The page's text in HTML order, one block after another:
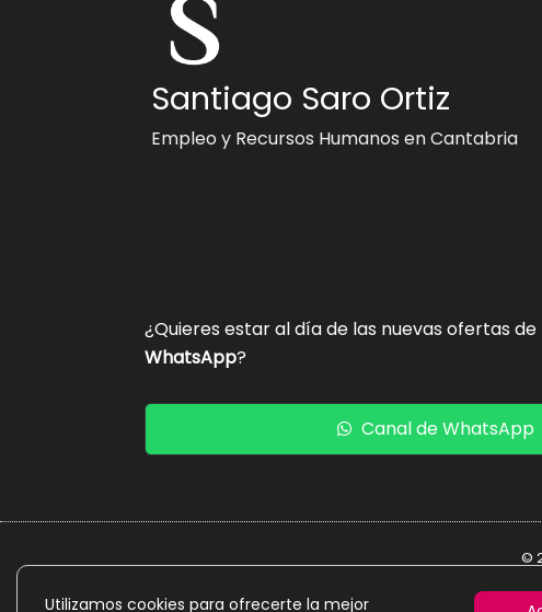
Santiago Saro Ortiz
Empleo y Recursos Humanos en Cantabria
¿Quieres estar al día de las nuevas ofertas
WhatsApp?
Canal de WhatsApp
©
La presente web es un proyecto personal de carácter
Utilizamos cookies para ofrecerte la mejor